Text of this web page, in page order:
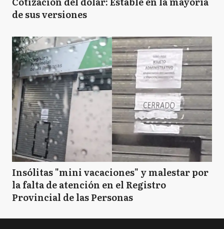
de sus versiones
Insólitas "mini vacaciones" y malestar por
la falta de atención en el Registro
Provincial de las Personas